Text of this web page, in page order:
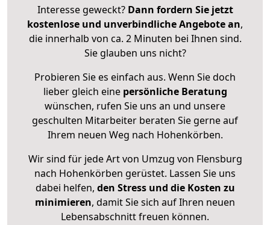
Interesse geweckt? Dann fordern Sie jetzt
kostenlose und unverbindliche Angebote an,
die innerhalb von ca. 2 Minuten bei Ihnen sind.
Sie glauben uns nicht?
Probieren Sie es einfach aus. Wenn Sie doch
lieber gleich eine persönliche Beratung
wünschen, rufen Sie uns an und unsere
geschulten Mitarbeiter beraten Sie gerne auf
Ihrem neuen Weg nach Hohenkörben.
Wir sind für jede Art von Umzug von Flensburg
nach Hohenkörben gerüstet. Lassen Sie uns
dabei helfen, den Stress und die Kosten zu
minimieren, damit Sie sich auf Ihren neuen
Lebensabschnitt freuen können.